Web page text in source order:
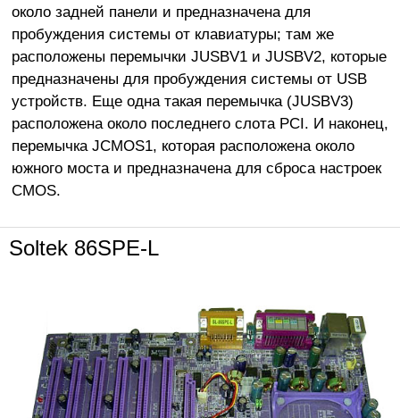
около задней панели и предназначена для
пробуждения системы от клавиатуры; там же
расположены перемычки JUSBV1 и JUSBV2, которые
предназначены для пробуждения системы от USB
устройств. Еще одна такая перемычка (JUSBV3)
расположена около последнего слота PCI. И наконец,
перемычка JCMOS1, которая расположена около
южного моста и предназначена для сброса настроек
CMOS.
Soltek 86SPE-L